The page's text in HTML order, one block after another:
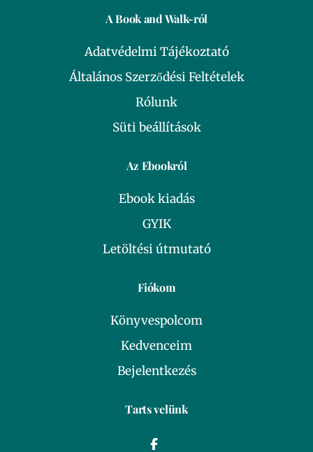
A Book and Walk-ról
Adatvédelmi Tájékoztató
Általános Szerződési Feltételek
Rólunk
Süti beállítások
Az Ebookról
Ebook kiadás
GYIK
Letöltési útmutató
Fiókom
Könyvespolcom
Kedvenceim
Bejelentkezés
Tarts velünk